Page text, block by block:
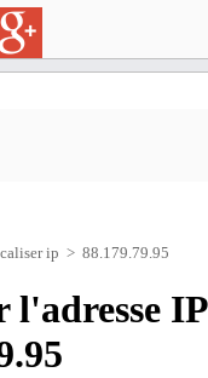
ip > 88.179.79.95
l'adresse IP